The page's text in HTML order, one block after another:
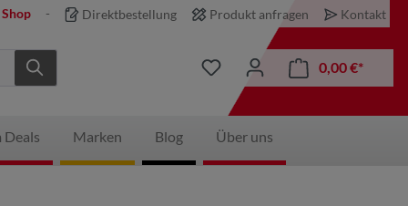
Direktbestellung Produkt anfragen Kontakt
0,00 €*
Deals Marken Blog Über uns